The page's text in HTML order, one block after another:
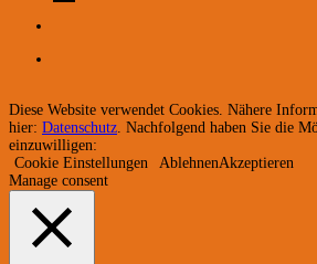
Diese Website verwendet Cookies. Nähere
hier: Datenschutz. Nachfolgend haben Sie die
einzuwilligen:
Cookie Einstellungen
AblehnenAkzeptieren
Manage consent